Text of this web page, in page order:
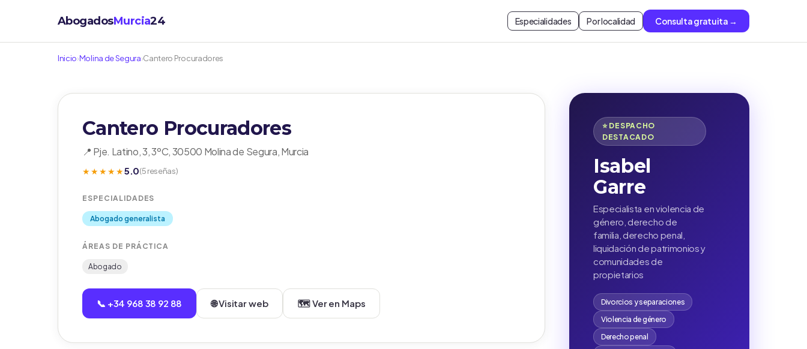
AbogadosMurcia24 Especialidades Por localidad Consulta gratuita →
Inicio›Molina de Segura›Cantero Procuradores
Cantero Procuradores
📍 Pje. Latino, 3, 3ºC, 30500 Molina de Segura, Murcia
★★★★★5.0(5 reseñas)
ESPECIALIDADES
Abogado generalista
ÁREAS DE PRÁCTICA
Abogado
📞 +34 968 38 92 88 🌐 Visitar web 🗺️ Ver en Maps
⭐ DESPACHO
DESTACADO
Isabel
Garre
Especialista en violencia de
género, derecho de
familia, derecho penal,
liquidación de patrimonios y
comunidades de
propietarios
Divorcios y separaciones
Violencia de género
Derecho penal